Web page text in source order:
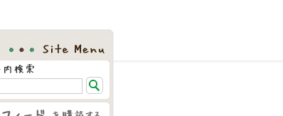
Site Menu